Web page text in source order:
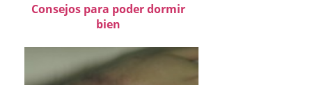
Consejos para poder dormir
bien